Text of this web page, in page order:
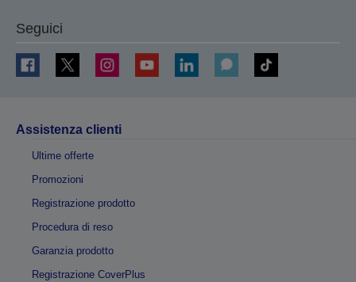
Seguici
Assistenza clienti
Ultime offerte
Promozioni
Registrazione prodotto
Procedura di reso
Garanzia prodotto
Registrazione CoverPlus